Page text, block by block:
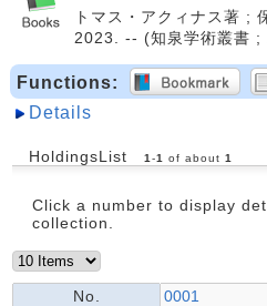
トマス・アクィナス著 ;
2023. -- (知泉学術叢書
Functions:
Details
HoldingsList 1 -1 of about 1
Click a number to display
collection.
No.
0001